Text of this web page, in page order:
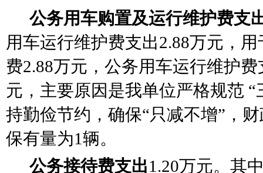
公务用车购置及运行维护费支
用车运行维护费支出2.88万元，用
费2.88万元，公务用车运行维护
元，主要原因是我单位严格规范 “
持勤俭节约，确保“只减不增” ，
保有量为1辆。
公务接待费支出1.20万元。其